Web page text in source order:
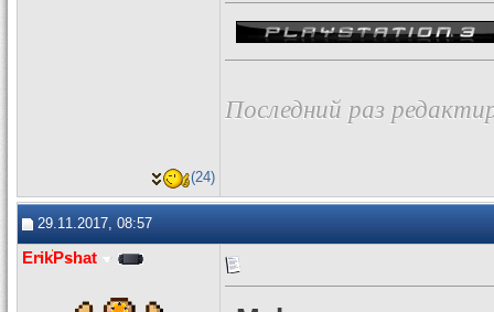
Последний раз
(24)
29.11.2017, 08:57
ErikPshat